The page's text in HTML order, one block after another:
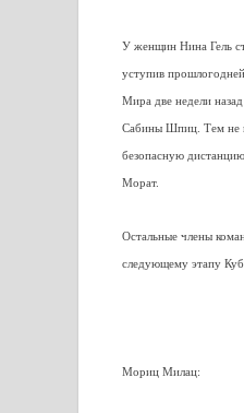
У женщин Нина Гель
уступив
Мира две недели
Сабины Шпиц. Тем не
безопасную
Морат.
Остальные члены
следующему этапу
Мориц Милац: